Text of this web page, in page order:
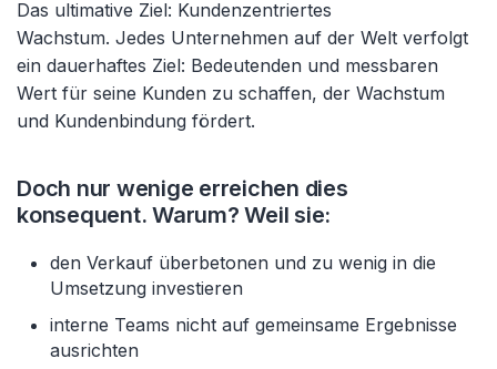
Das ultimative Ziel: Kundenzentriertes
Wachstum. Jedes Unternehmen auf der Welt verfolgt
ein dauerhaftes Ziel: Bedeutenden und messbaren
Wert für seine Kunden zu schaffen, der Wachstum
und Kundenbindung fördert.
Doch nur wenige erreichen dies
konsequent. Warum? Weil sie:
den Verkauf überbetonen und zu wenig in die
Umsetzung investieren
interne Teams nicht auf gemeinsame Ergebnisse
ausrichten